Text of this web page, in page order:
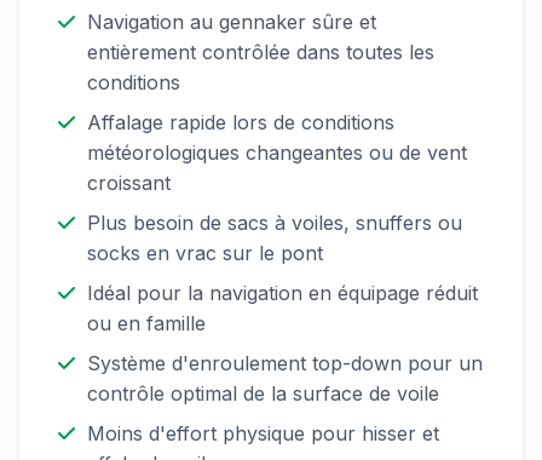
Navigation au gennaker sûre et
entièrement contrôlée dans toutes les
conditions
Affalage rapide lors de conditions
météorologiques changeantes ou de vent
croissant
Plus besoin de sacs à voiles, snuffers ou
socks en vrac sur le pont
Idéal pour la navigation en équipage réduit
ou en famille
Système d'enroulement top-down pour un
contrôle optimal de la surface de voile
Moins d'effort physique pour hisser et